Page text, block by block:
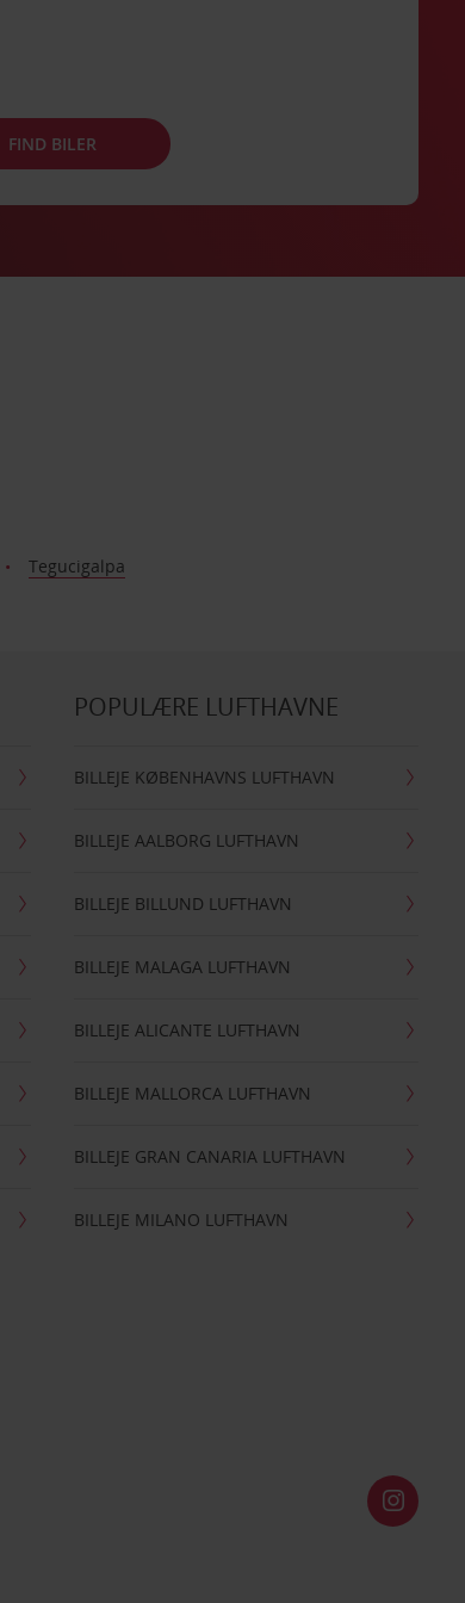
FIND BILER
Tegucigalpa
POPULÆRE LUFTHAVNE
BILLEJE KØBENHAVNS LUFTHAVN
BILLEJE AALBORG LUFTHAVN
BILLEJE BILLUND LUFTHAVN
BILLEJE MALAGA LUFTHAVN
BILLEJE ALICANTE LUFTHAVN
BILLEJE MALLORCA LUFTHAVN
BILLEJE GRAN CANARIA LUFTHAVN
BILLEJE MILANO LUFTHAVN